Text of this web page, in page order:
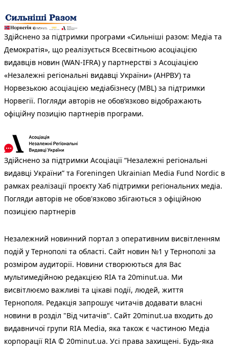
Здійснено за підтримки програми «Сильніші разом: Медіа та
Демократія», що реалізується Всесвітньою асоціацією
видавців новин (WAN-IFRA) у партнерстві з Асоціацією
«Незалежні регіональні видавці України» (АНРВУ) та
Норвезькою асоціацією медіабізнесу (MBL) за підтримки
Норвегії. Погляди авторів не обов’язково відображають
офіційну позицію партнерів програми.
Здійснено за підтримки Асоціації “Незалежні регіональні
видавці України” та Foreningen Ukrainian Media Fund Nordic в
рамках реалізації проєкту Хаб підтримки регіональних медіа.
Погляди авторів не обов'язково збігаються з офіційною
позицією партнерів
Незалежний новинний портал з оперативним висвітленням
подій у Тернополі та області. Сайт новин №1 у Тернополі за
розміром аудиторії. Новини створюються для Вас
мультимедійною редакцією RIA та 20minut.ua. Ми
висвітлюємо важливі та цікаві події, людей, життя
Тернополя. Редакція запрошує читачів додавати власні
новини в розділ "Від читачів". Сайт 20minut.ua входить до
видавничої групи RIA Media, яка також є частиною Медіа
корпорації RIA © 20minut.ua. Усі права захищені. Будь-яка